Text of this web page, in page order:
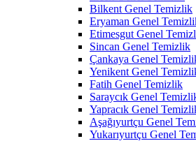
Bilkent Genel Temizlik
Eryaman Genel
Etimesgut Genel
Sincan Genel Temizlik
Çankaya Genel
Yenikent Genel
Fatih Genel Temizlik
Saraycık Genel
Yapracık Genel
Aşağıyurtçu Genel
Yukarıyurtçu Genel